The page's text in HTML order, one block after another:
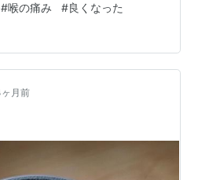
痛いことは痛いけど、唾を飲
らない感じ。 そんなわけで晩
平熱に戻れば今度こそ完治
根が取れてしまったメンバー
いるところ。 プリプリ感の無
、子株よ…
#喉の痛み #良くなった
月前